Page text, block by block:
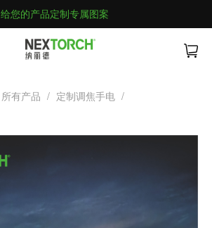
给您的产品定制专属图案
所有产品 / 定制调焦手电 /